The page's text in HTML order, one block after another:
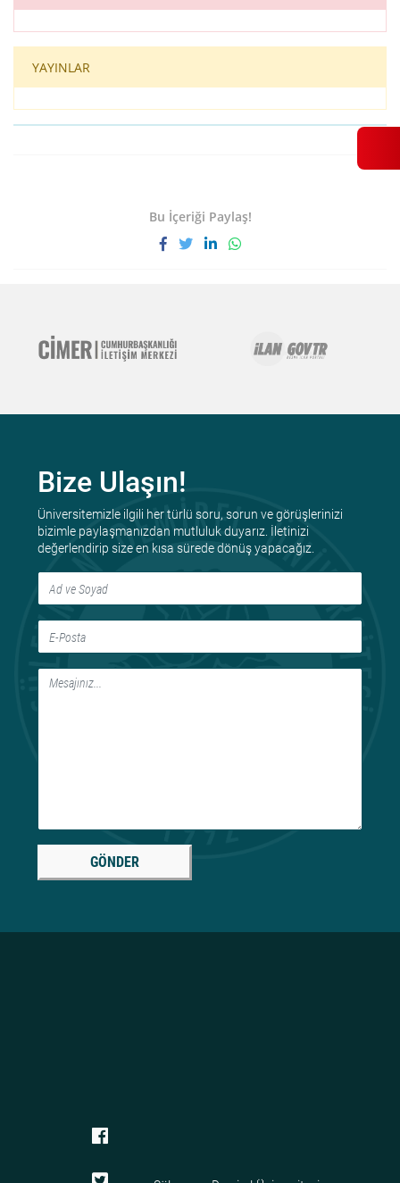
YAYINLAR
Bu İçeriği Paylaş!
Bize Ulaşın!
Üniversitemizle ilgili her türlü soru, sorun ve görüşlerinizi
bizimle paylaşmanızdan mutluluk duyarız. İletinizi
değerlendirip size en kısa sürede dönüş yapacağız.
GÖNDER